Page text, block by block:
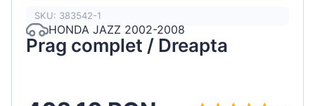
SKU: 383542-1
HONDA JAZZ 2002-2008
Prag complet / Dreapta